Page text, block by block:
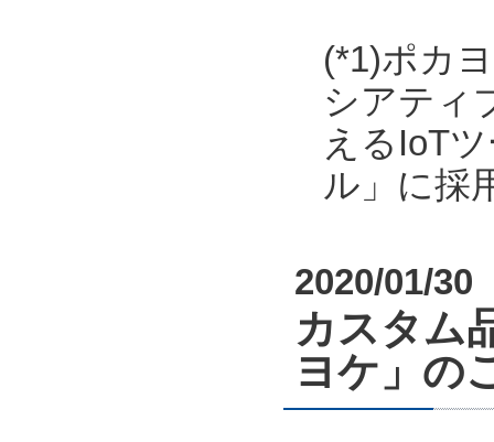
(*1)ポカ
シアティ
えるIoT
ル」に採
2020/01/30
カスタム
ヨケ」の